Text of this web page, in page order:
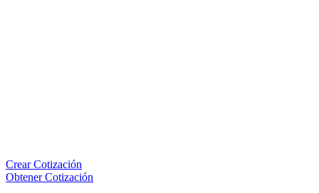
Crear Cotización
Obtener Cotización